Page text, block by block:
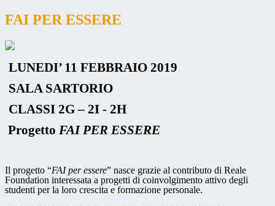
FAI PER ESSERE
LUNEDI’ 11 FEBBRAIO 2019
SALA SARTORIO
CLASSI 2G – 2I - 2H
Progetto FAI PER ESSERE
Il progetto “FAI per essere” nasce grazie al contributo di Reale
Foundation interessata a progetti di coinvolgimento attivo degli
studenti per la loro crescita e formazione personale.